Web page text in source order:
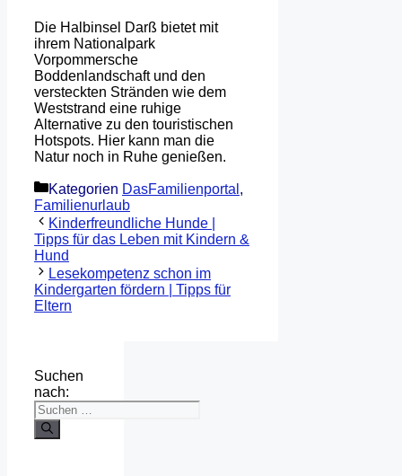
Die Halbinsel Darß bietet mit
ihrem Nationalpark
Vorpommersche
Boddenlandschaft und den
versteckten Stränden wie dem
Weststrand eine ruhige
Alternative zu den touristischen
Hotspots. Hier kann man die
Natur noch in Ruhe genießen.
Kategorien DasFamilienportal ,
Familienurlaub
Kinderfreundliche Hunde |
Tipps für das Leben mit Kindern &
Hund
Lesekompetenz schon im
Kindergarten fördern | Tipps für
Eltern
Suchen
nach: